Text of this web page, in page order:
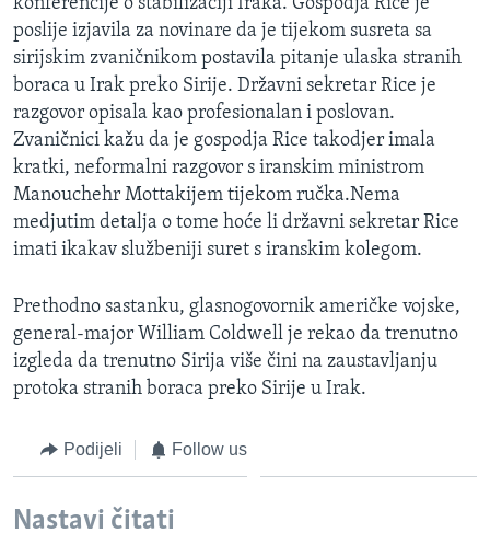
IZBJEGLIČKA STRANA
MAGAZIN
O GLASU AMERIKE
Learning English
PRATITE NAS
Jezici
poslije izjavila za novinare da je tijekom susreta sa
sirijskim zvaničnikom postavila pitanje ulaska stranih
boraca u Irak preko Sirije. Državni sekretar Rice je
razgovor opisala kao profesionalan i poslovan.
Zvaničnici kažu da je gospodja Rice takodjer imala
kratki, neformalni razgovor s iranskim ministrom
Manouchehr Mottakijem tijekom ručka.Nema
medjutim detalja o tome hoće li državni sekretar Rice
imati ikakav službeniji suret s iranskim kolegom.
Prethodno sastanku, glasnogovornik američke vojske,
general-major William Coldwell je rekao da trenutno
izgleda da trenutno Sirija više čini na zaustavljanju
protoka stranih boraca preko Sirije u Irak.
Podijeli Follow us
Nastavi čitati